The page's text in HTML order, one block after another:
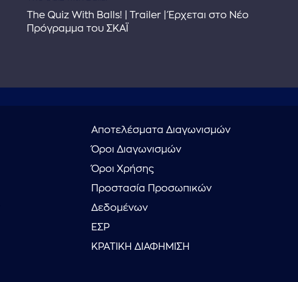
The Quiz With Balls! | Trailer | Έρχεται στο Νέο
Πρόγραμμα του ΣΚΑΪ
Αποτελέσματα Διαγωνισμών
Όροι Διαγωνισμών
Όροι Χρήσης
Προστασία Προσωπικών
Δεδομένων
ΕΣΡ
ΚΡΑΤΙΚΗ ΔΙΑΦΗΜΙΣΗ